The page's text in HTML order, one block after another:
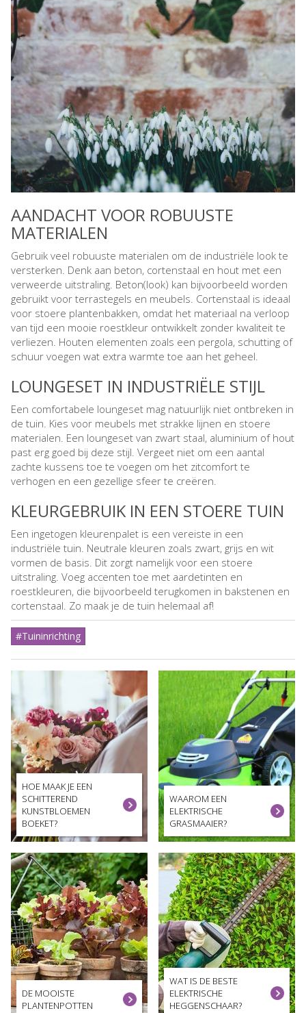
AANDACHT VOOR ROBUUSTE
MATERIALEN
Gebruik veel robuuste materialen om de industriële look te
versterken. Denk aan beton, cortenstaal en hout met een
verweerde uitstraling. Beton(look) kan bijvoorbeeld worden
gebruikt voor terrastegels en meubels. Cortenstaal is ideaal
voor stoere plantenbakken, omdat het materiaal na verloop
van tijd een mooie roestkleur ontwikkelt zonder kwaliteit te
verliezen. Houten elementen zoals een pergola, schutting of
schuur voegen wat extra warmte toe aan het geheel.
LOUNGESET IN INDUSTRIËLE STIJL
Een comfortabele loungeset mag natuurlijk niet ontbreken in
de tuin. Kies voor meubels met strakke lijnen en stoere
materialen. Een loungeset van zwart staal, aluminium of hout
past erg goed bij deze stijl. Vergeet niet om een aantal
zachte kussens toe te voegen om het zitcomfort te
verhogen en een gezellige sfeer te creëren.
KLEURGEBRUIK IN EEN STOERE TUIN
Een ingetogen kleurenpalet is een vereiste in een
industriële tuin. Neutrale kleuren zoals zwart, grijs en wit
vormen de basis. Dit zorgt namelijk voor een stoere
uitstraling. Voeg accenten toe met aardetinten en
roestkleuren, die bijvoorbeeld terugkomen in bakstenen en
cortenstaal. Zo maak je de tuin helemaal af!
#Tuininrichting
HOE MAAK JE EEN
SCHITTEREND
KUNSTBLOEMEN
BOEKET?
WAAROM EEN
ELEKTRISCHE
GRASMAAIER?
DE MOOISTE
PLANTENPOTTEN
WAT IS DE BESTE
ELEKTRISCHE
HEGGENSCHAAR?